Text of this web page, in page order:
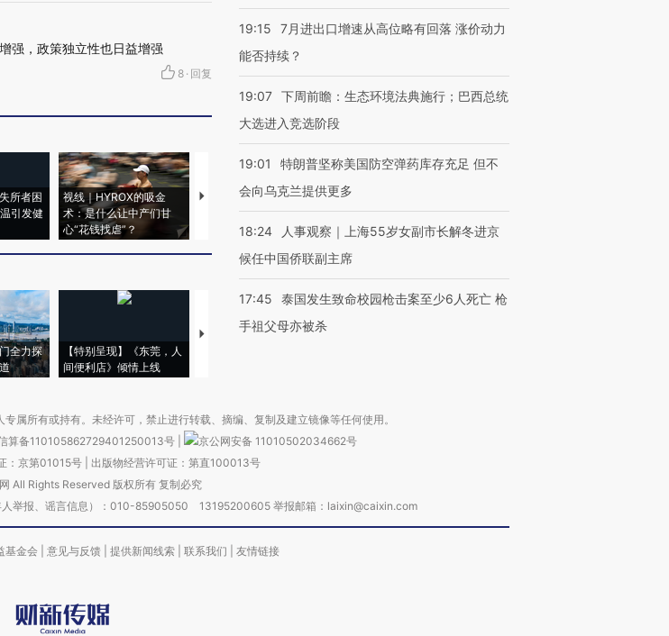
强，政策独立性也日益增强
8 · 回复
所者困
引发健
视线｜HYROX的吸金
术：是什么让中产们甘
心“花钱找虐”？
马航飞行员跨国走私7万
粒摇头丸 尿检体内含3种
视线｜被称为“蟑螂”的印
度Z世代 用街头抗争将教
育部长拱下台
机”？难民潮撕裂西班牙
飞地休达
全力探
【特别呈现】《东莞，人
间便利店》倾情上线
【推广】走进第四届链博
19:15
7月进出口增速从高位略有回落 涨价动力
能否持续？
19:07 下周前瞻：生态环境法典施行；巴西总统
大选进入竞选阶段
19:01
特朗普坚称美国防空弹药库存充足 但不
会向乌克兰提供更多
18:24
人事观察｜上海55岁女副市长解冬进京
候任中国侨联副主席
17:45
泰国发生致命校园枪击案至少6人死亡 枪
手祖父母亦被杀
属所有或持有。未经许可，禁止进行转载、摘编、复制及建立镜像等任何使用。
算备110105862729401250013号
京公网安备 11010502034662号
：京第01015号| 出版物经营许可证：第直100013号
All Rights Reserved 版权所有 复制必究
人举报、谣言信息）：010-85905050 13195200605 举报邮箱：laixin@caixin.com
基金会 意见与反馈 提供新闻线索 联系我们 友情链接